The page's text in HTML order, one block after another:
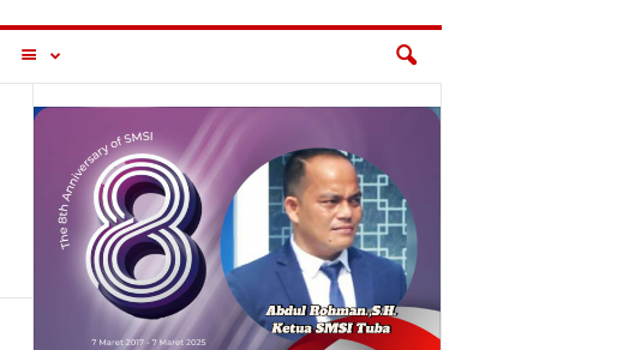
MORE